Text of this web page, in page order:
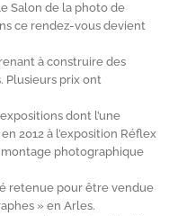
Salon de la photo de
ce rendez-vous devient
à construire des
Plusieurs prix ont
dont l’une
2012 à l’exposition Réflex
montage photographique
retenue pour être vendue
» en Arles.